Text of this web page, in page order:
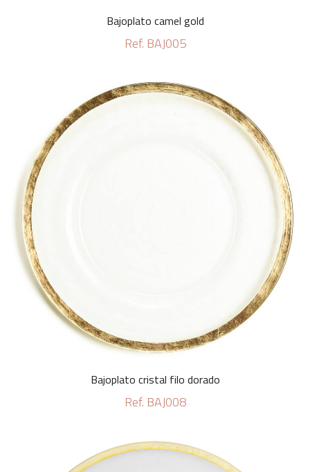
Bajoplato camel gold
Ref. BAJ005
Bajoplato cristal filo dorado
Ref. BAJ008